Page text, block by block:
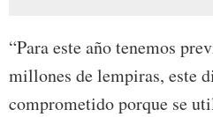
“Para este año tenemos
millones de lempiras, este
comprometido porque se